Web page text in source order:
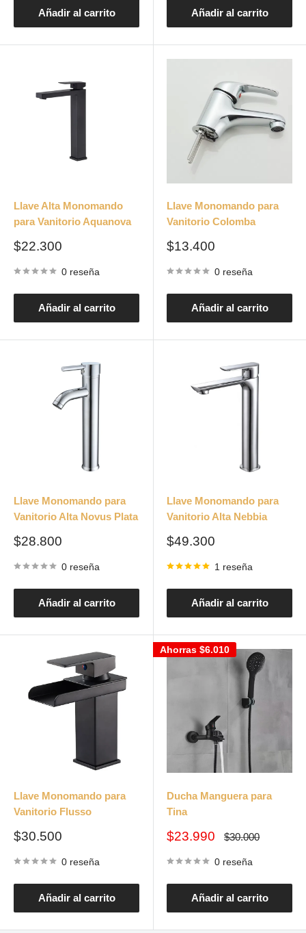
Añadir al carrito Añadir al carrito
Llave Alta Monomando
para Vanitorio Aquanova
Precio
venta
$22.300
0 reseña
Añadir al carrito
Llave Monomando para
Vanitorio Colomba
Precio
venta
$13.400
0 reseña
Añadir al carrito
Llave Monomando para
Vanitorio Alta Novus Plata
Precio
venta
$28.800
0 reseña
Añadir al carrito
Llave Monomando para
Vanitorio Alta Nebbia
Precio
venta
$49.300
1 reseña
Añadir al carrito
Llave Monomando para
Vanitorio Flusso
Precio
venta
$30.500
0 reseña
Añadir al carrito
Ahorras $6.010
Ducha Manguera para
Tina
Precio
venta
$23.990
Precio
$30.000
0 reseña
Añadir al carrito